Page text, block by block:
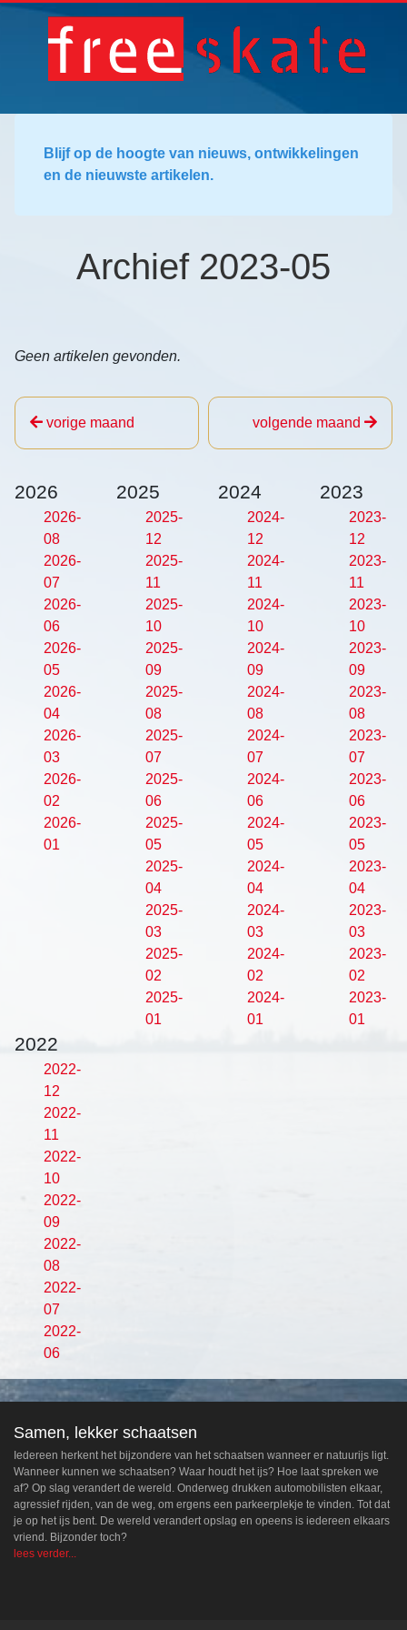
Blijf op de hoogte van nieuws, ontwikkelingen
en de nieuwste artikelen.
Archief 2023-05
Geen artikelen gevonden.
vorige maand volgende maand
2026
2026-
08
2026-
07
2026-
06
2026-
05
2026-
04
2026-
03
2026-
02
2026-
01
2025
2025-
12
2025-
11
2025-
10
2025-
09
2025-
08
2025-
07
2025-
06
2025-
05
2025-
04
2025-
03
2025-
02
2025-
01
2024
2024-
12
2024-
11
2024-
10
2024-
09
2024-
08
2024-
07
2024-
06
2024-
05
2024-
04
2024-
03
2024-
02
2024-
01
2023
2023-
12
2023-
11
2023-
10
2023-
09
2023-
08
2023-
07
2023-
06
2023-
05
2023-
04
2023-
03
2023-
02
2023-
01
2022
2022-
12
2022-
11
2022-
10
2022-
09
2022-
08
2022-
07
2022-
06
Samen, lekker schaatsen
Iedereen herkent het bijzondere van het schaatsen wanneer er natuurijs ligt.
Wanneer kunnen we schaatsen? Waar houdt het ijs? Hoe laat spreken we
af? Op slag verandert de wereld. Onderweg drukken automobilisten elkaar,
agressief rijden, van de weg, om ergens een parkeerplekje te vinden. Tot dat
je op het ijs bent. De wereld verandert opslag en opeens is iedereen elkaars
vriend. Bijzonder toch?
lees verder...